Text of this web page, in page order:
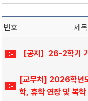
번호 제목
［공지］26-2학기
[교무처] 2026학년
학, 휴학 연장 및 복학